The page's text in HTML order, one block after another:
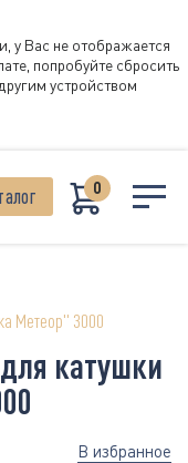
у Вас не отображается
попробуйте сбросить
устройством
0
Метеор" 3000
катушки
В избранное